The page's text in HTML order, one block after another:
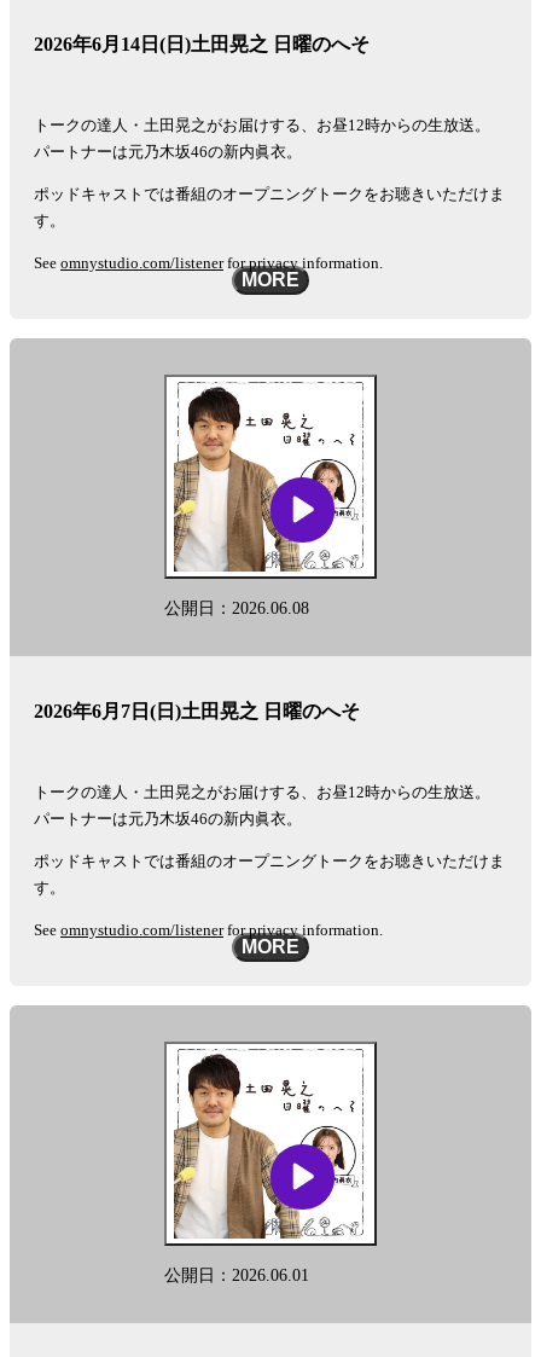
2026年6月14日(日)土田晃之 日曜のへそ
トークの達人・土田晃之がお届けする、お昼12時からの生放送。
パートナーは元乃木坂46の新内眞衣。
ポッドキャストでは番組のオープニングトークをお聴きいただけま
す。
See omnystudio.com/listenerfor privacy information.
MORE
公開日：2026.06.08
2026年6月7日(日)土田晃之 日曜のへそ
トークの達人・土田晃之がお届けする、お昼12時からの生放送。
パートナーは元乃木坂46の新内眞衣。
ポッドキャストでは番組のオープニングトークをお聴きいただけま
す。
See omnystudio.com/listenerfor privacy information.
MORE
公開日：2026.06.01